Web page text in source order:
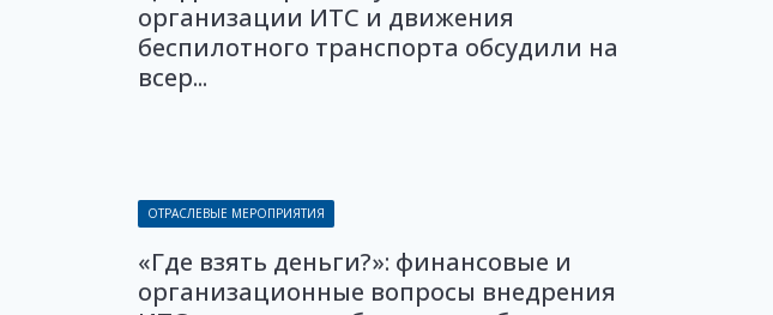
организации ИТС и движения
беспилотного транспорта обсудили на
всер...
ОТРАСЛЕВЫЕ МЕРОПРИЯТИЯ
«Где взять деньги?»: финансовые и
организационные вопросы внедрения